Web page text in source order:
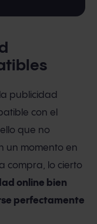
publicidad
con el
que no
un momento en
compra, lo cierto
online bien
perfectamente